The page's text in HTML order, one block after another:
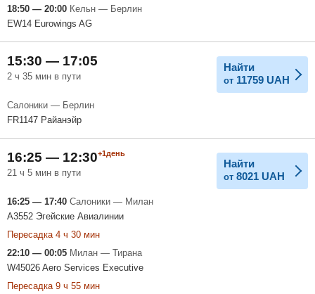
18:50 — 20:00 Кельн — Берлин
EW14 Eurowings AG
15:30 — 17:05
2 ч 35 мин в пути
Найти
от 11759 UAH
Салоники — Берлин
FR1147 Райанэйр
16:25 — 12:30+1день
21 ч 5 мин в пути
Найти
от 8021 UAH
16:25 — 17:40 Салоники — Милан
A3552 Эгейские Авиалинии
Пересадка 4 ч 30 мин
22:10 — 00:05 Милан — Тирана
W45026 Aero Services Executive
Пересадка 9 ч 55 мин